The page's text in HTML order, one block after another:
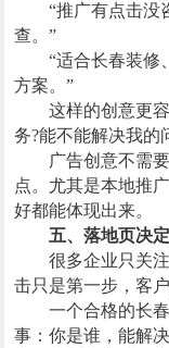
“推广有点击没咨
查。”
“适合长春装修、
方案。”
这样的创意更容
务?能不能解决我的
广告创意不需要
点。尤其是本地推
好都能体现出来。
五、落地页决定
很多企业只关注
击只是第一步，客
一个合格的长春
事：你是谁，能解